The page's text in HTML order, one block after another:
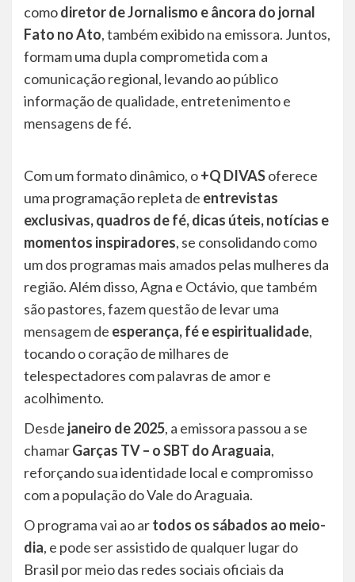
comodiretor de Jornalismo e âncora do jornal
Fato no Ato, também exibido na emissora. Juntos,
formam uma dupla comprometida com a
comunicação regional, levando ao público
informação de qualidade, entretenimento e
mensagens de fé.
Com um formato dinâmico, o+Q DIVASoferece
uma programação repleta de entrevistas
exclusivas, quadros de fé, dicas úteis, notícias e
momentos inspiradores, se consolidando como
um dos programas mais amados pelas mulheres da
região. Além disso, Agna e Octávio, que também
são pastores, fazem questão de levar uma
mensagem de esperança, fé e espiritualidade,
tocando o coração de milhares de
telespectadores com palavras de amor e
acolhimento.
Desde janeiro de 2025, a emissora passou a se
chamarGarças TV – o SBT do Araguaia,
reforçando sua identidade local e compromisso
com a população do Vale do Araguaia.
O programa vai ao artodos os sábados ao meio-
dia, e pode ser assistido de qualquer lugar do
Brasil por meio das redes sociais oficiais da